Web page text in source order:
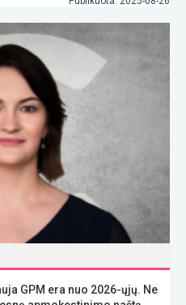
GPM era nuo 2026-ųjų. Ne